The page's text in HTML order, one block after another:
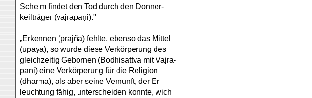
Schelm findet den Tod durch den Donner-
keilträger (vajrapāṇi)."
„Erkennen (prajñā) fehlte, ebenso das Mittel
(upāya), so wurde diese Verkörperung des
gleichzeitig Gebornen (Bodhisattva mit Vajra-
pāṇi) eine Verkörperung für die Religion
(dharma), als aber seine Vernunft, der Er-
leuchtung fähig, unterscheiden konnte, wich